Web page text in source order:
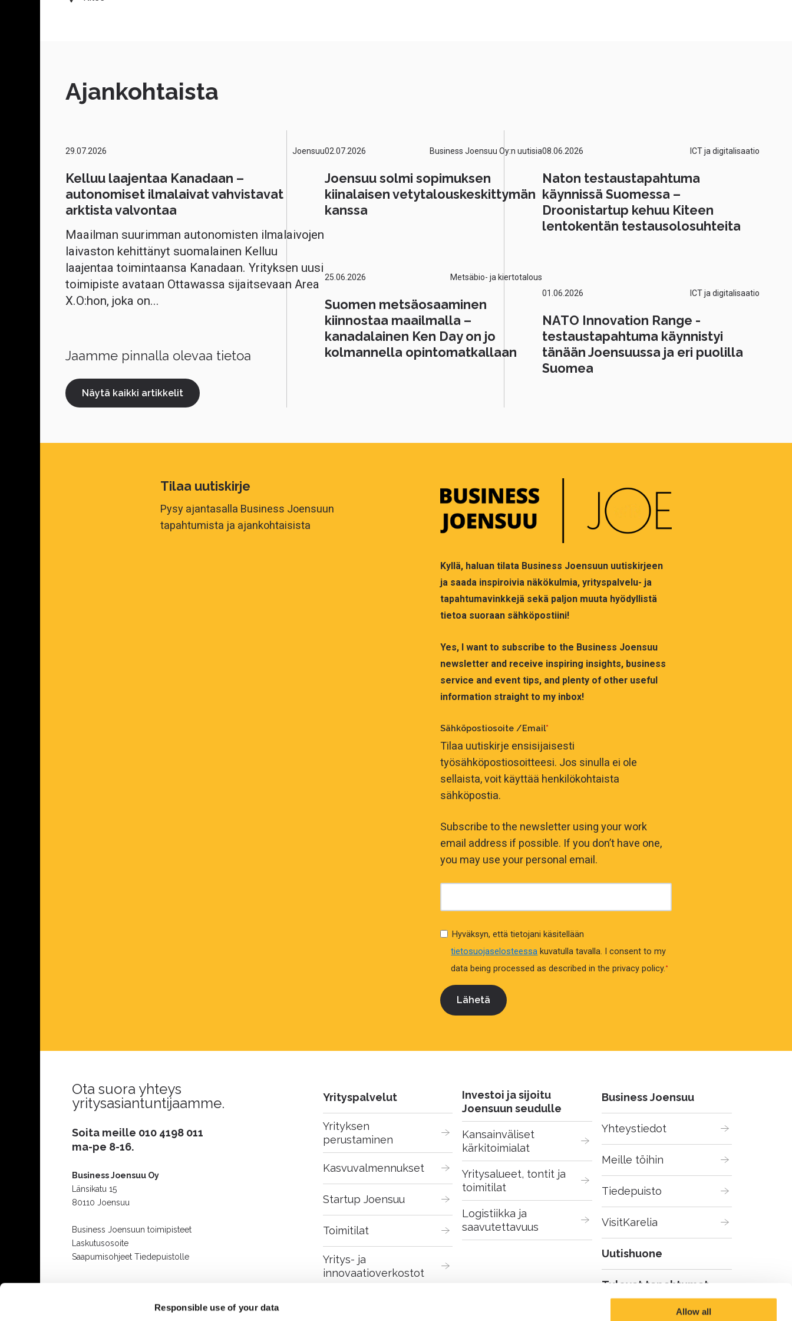
Responsible use of your data
Allow all
Ajankohtaista
29.07.2026 Joensuu
Kelluu laajentaa Kanadaan –
autonomiset ilmalaivat vahvistavat
arktista valvontaa
Maailman suurimman autonomisten ilmalaivojen
laivaston kehittänyt suomalainen Kelluu
laajentaa toimintaansa Kanadaan. Yrityksen uusi
toimipiste avataan Ottawassa sijaitsevaan Area
X.O:hon, joka on...
Jaamme pinnalla olevaa tietoa
Näytä kaikki artikkelit
02.07.2026 Business Joensuu Oy:n uutisia
Joensuu solmi sopimuksen
kiinalaisen vetytalouskeskittymän
kanssa
25.06.2026 Metsäbio- ja kiertotalous
Suomen metsäosaaminen
kiinnostaa maailmalla –
kanadalainen Ken Day on jo
kolmannella opintomatkallaan
08.06.2026 ICT ja digitalisaatio
Naton testaustapahtuma
käynnissä Suomessa –
Droonistartup kehuu Kiteen
lentokentän testausolosuhteita
01.06.2026 ICT ja digitalisaatio
NATO Innovation Range -
testaustapahtuma käynnistyi
tänään Joensuussa ja eri puolilla
Suomea
Tilaa uutiskirje
Pysy ajantasalla Business Joensuun
tapahtumista ja ajankohtaisista
Kyllä, haluan tilata Business Joensuun uutiskirjeen
ja saada inspiroivia näkökulmia, yrityspalvelu- ja
tapahtumavinkkejä sekä paljon muuta hyödyllistä
tietoa suoraan sähköpostiini!
Yes, I want to subscribe to the Business Joensuu
newsletter and receive inspiring insights, business
service and event tips, and plenty of other useful
information straight to my inbox!
Sähköpostiosoite /Email*
Tilaa uutiskirje ensisijaisesti
työsähköpostiosoitteesi. Jos sinulla ei ole
sellaista, voit käyttää henkilökohtaista
sähköpostia.
Subscribe to the newsletter using your work
email address if possible. If you don’t have one,
you may use your personal email.
Hyväksyn, että tietojani käsitellään
tietosuojaselosteessa kuvatulla tavalla.
I consent to my
data being processed as described in the privacy policy.*
Ota suora yhteys
yritysasiantuntijaamme.
Soita meille 010 4198 011
ma-pe 8-16.
Business Joensuu Oy
Länsikatu 15
80110 Joensuu
Business Joensuun toimipisteet
Laskutusosoite
Saapumisohjeet Tiedepuistolle
Yrityspalvelut
Yrityksen
perustaminen
Kasvuvalmennukset
Startup Joensuu
Toimitilat
Yritys- ja
innovaatioverkostot
Investoi ja sijoitu
Joensuun seudulle
Kansainväliset
kärkitoimialat
Yritysalueet, tontit ja
toimitilat
Logistiikka ja
saavutettavuus
Business Joensuu
Yhteystiedot
Meille töihin
Tiedepuisto
VisitKarelia
Uutishuone
Tulevat tapahtumat